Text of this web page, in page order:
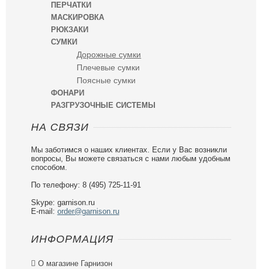
ПЕРЧАТКИ
МАСКИРОВКА
РЮКЗАКИ
СУМКИ
Дорожные сумки
Плечевые сумки
Поясные сумки
ФОНАРИ
РАЗГРУЗОЧНЫЕ СИСТЕМЫ
НА СВЯЗИ
Мы заботимся о наших клиентах. Если у Вас возникли
вопросы, Вы можете связаться с нами любым удобным
способом.
По телефону: 8 (495) 725-11-91
Skype: garnison.ru
E-mail: order@garnison.ru
ИНФОРМАЦИЯ
 О магазине Гарнизон